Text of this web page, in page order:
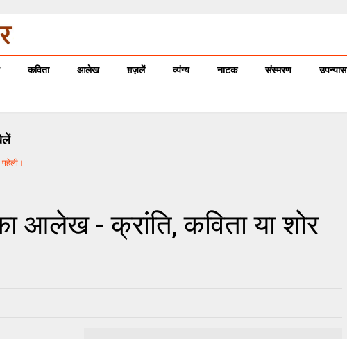
कविता आलेख ग़ज़लें व्यंग्य नाटक संस्मरण उपन्यास
आलेख - क्रांति, कविता या शोर